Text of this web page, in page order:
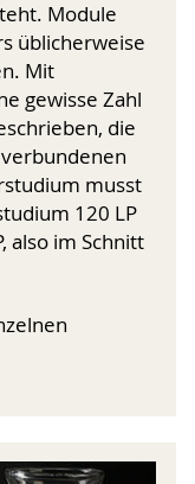
Module
üblicherweise
Mit
gewisse Zahl
die
musst
120 LP
also im Schnitt